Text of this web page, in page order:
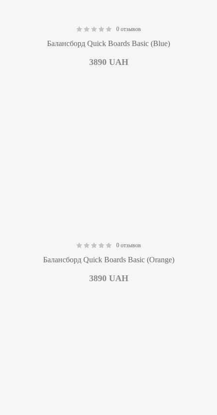
0 отзывов
Балансборд Quick Boards Basic (Blue)
3890 UAH
0 отзывов
Балансборд Quick Boards Basic (Orange)
3890 UAH